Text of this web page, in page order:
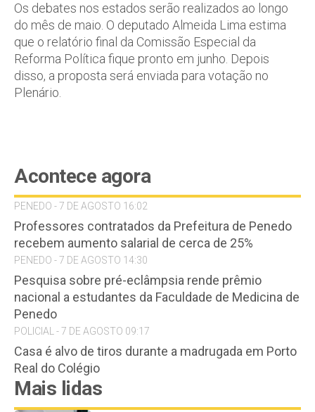
Os debates nos estados serão realizados ao longo
do mês de maio. O deputado Almeida Lima estima
que o relatório final da Comissão Especial da
Reforma Política fique pronto em junho. Depois
disso, a proposta será enviada para votação no
Plenário.
Acontece agora
PENEDO - 7 DE AGOSTO 16:02
Professores contratados da Prefeitura de Penedo
recebem aumento salarial de cerca de 25%
PENEDO - 7 DE AGOSTO 14:30
Pesquisa sobre pré-eclâmpsia rende prêmio
nacional a estudantes da Faculdade de Medicina de
Penedo
POLICIAL - 7 DE AGOSTO 09:17
Casa é alvo de tiros durante a madrugada em Porto
Real do Colégio
Mais lidas